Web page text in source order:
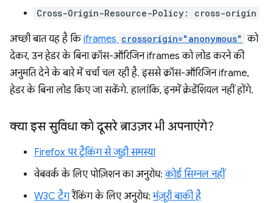
Cross-Origin-Resource-Policy: cross-origin
अच्छी बात यह है किiframes crossorigin="anonymous" को
देकर, उन हेडर के बिना क्रॉस-ऑरिजिन iframes को लोड करने की
अनुमति देने के बारे में चर्चा चल रही है. इससे क्रॉस-ऑरिजिन iframe,
हेडर के बिना लोड किए जा सकेंगे. हालांकि, इनमें क्रेडेंशियल नहीं होंगे.
क्या इस सुविधा को दूसरे ब्राउज़र भी अपनाएंगे?
Firefox पर ट्रैकिंग से जुड़ी समस्या
वेबवर्क के लिए पोज़िशन का अनुरोध:कोई सिग्नल नहीं
W3C टैगरैंकिंग के लिए अनुरोध:मंज़ूरी बाकी है